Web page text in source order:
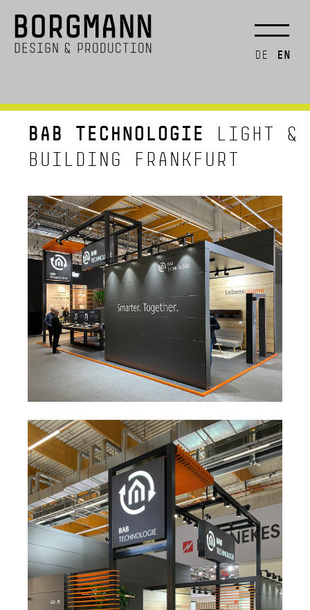
DE EN
BAB TECHNOLOGIE LIGHT &
BUILDING FRANKFURT